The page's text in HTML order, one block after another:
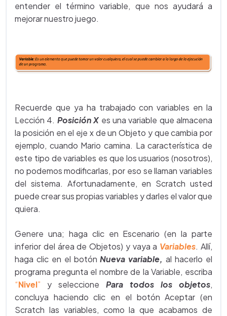
entender el término variable, que nos ayudará a
mejorar nuestro juego.
Recuerde que ya ha trabajado con variables en la
Lección 4. Posición X es una variable que almacena
la posición en el eje x de un Objeto y que cambia por
ejemplo, cuando Mario camina. La característica de
este tipo de variables es que los usuarios (nosotros),
no podemos modificarlas, por eso se llaman variables
del sistema. Afortunadamente, en Scratch usted
puede crear sus propias variables y darles el valor que
quiera.
Genere una; haga clic en Escenario (en la parte
inferior del área de Objetos) y vaya a Variables. Allí,
haga clic en el botónNueva variable,al hacerlo el
programa pregunta el nombre de la Variable, escriba
“Nivel” y seleccione Para todos los objetos,
concluya haciendo clic en el botón Aceptar (en
Scratch las variables, como la que acabamos de